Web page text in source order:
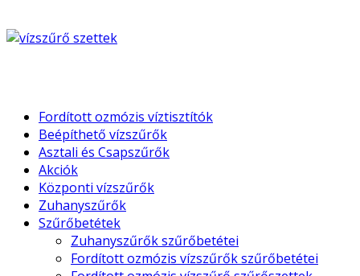
Fordított ozmózis víztisztítók
Beépíthető vízszűrők
Asztali és Csapszűrők
Akciók
Központi vízszűrők
Zuhanyszűrők
Szűrőbetétek
Zuhanyszűrők szűrőbetétei
Fordított ozmózis vízszűrők szűrőbetétei